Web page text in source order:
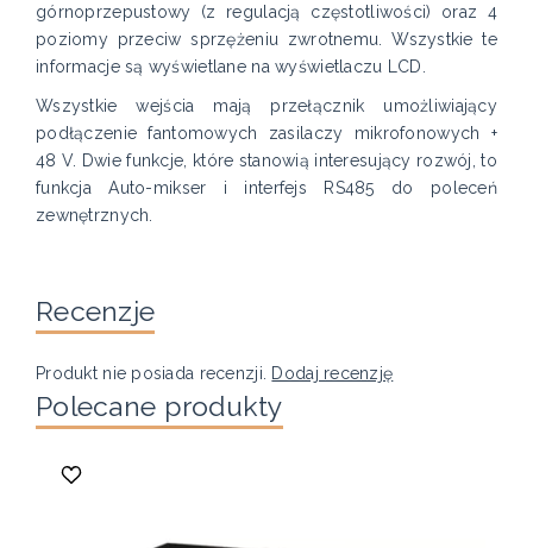
górnoprzepustowy (z regulacją częstotliwości) oraz 4
poziomy przeciw sprzężeniu zwrotnemu. Wszystkie te
informacje są wyświetlane na wyświetlaczu LCD.
Wszystkie wejścia mają przełącznik umożliwiający
podłączenie fantomowych zasilaczy mikrofonowych +
48 V. Dwie funkcje, które stanowią interesujący rozwój, to
funkcja Auto-mikser i interfejs RS485 do poleceń
zewnętrznych.
Recenzje
Produkt nie posiada recenzji. Dodaj recenzję
Polecane produkty